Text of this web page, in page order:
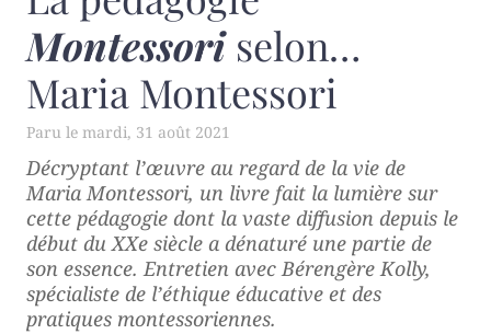
Montessoriselon…
Maria Montessori
mardi, 31 août 2021
Décryptant l’œuvre au regard de la vie de
Maria Montessori, un livre fait la lumière sur
cette pédagogie dont la vaste diffusion depuis le
début du XXe siècle a dénaturé une partie de
son essence. Entretien avec Bérengère Kolly,
spécialiste de l’éthique éducative et des
pratiques montessoriennes.